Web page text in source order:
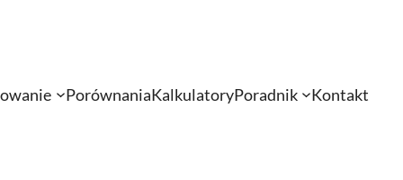
PorównaniaKalkulatoryPoradnik Kontakt